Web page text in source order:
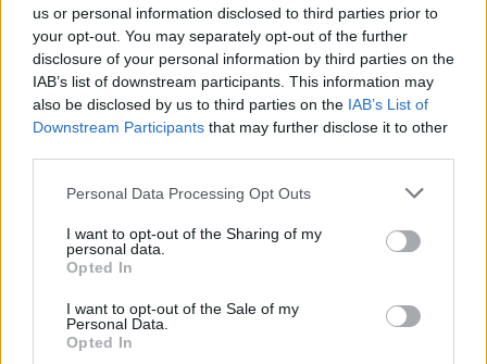
us or personal information disclosed to third parties prior to
your opt-out. You may separately opt-out of the further
disclosure of your personal information by third parties on the
IAB’s list of downstream participants. This information may
also be disclosed by us to third parties on the IAB’s List of
Downstream Participants that may further disclose it to other
Please note that this website/app uses one or more Google
not limited to your visit or usage behaviour. You may click to
grant or deny consent to Google and its third-party tags to
use your data for below specified purposes in below Google
consent section.
Personal Data Processing Opt Outs
I want to opt-out of the Sharing of my
personal data.
Opted In
I want to opt-out of the Sale of my
Personal Data.
Opted In
#BULVÁR #MAGAZIN #KULCSÁR EDINA #GWM
MAGYAR SZTÁROK # RTL HÍRESSÉGEK
#MAGYAR CELEBEK #SZERELEM #PÁRKAPCSOLAT